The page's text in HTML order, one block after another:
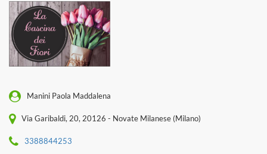
Manini Paola Maddalena
Via Garibaldi, 20, 20126 - Novate Milanese (Milano)
3388844253